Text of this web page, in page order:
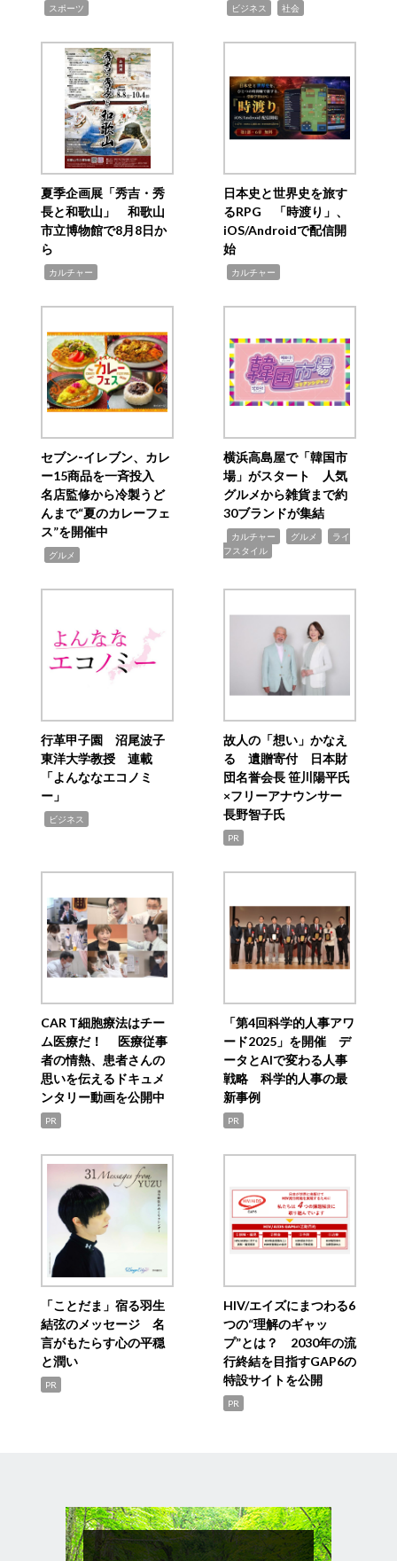
スポーツ ビジネス 社会
夏季企画展「秀吉・秀
長と和歌山」 和歌山
市立博物館で8月8日か
ら
カルチャー
日本史と世界史を旅す
るRPG 「時渡り」、
iOS/Androidで配信開
始
カルチャー
セブン‐イレブン、カレ
ー15商品を一斉投入
名店監修から冷製うど
んまで“夏のカレーフェ
ス”を開催中
グルメ
横浜高島屋で「韓国市
場」がスタート 人気
グルメから雑貨まで約
30ブランドが集結
カルチャー グルメ
ライ
フスタイル
行革甲子園 沼尾波子
東洋大学教授 連載
「よんななエコノミ
ー」
ビジネス
故人の「想い」かなえ
る 遺贈寄付 日本財
団名誉会長 笹川陽平氏
×フリーアナウンサー
長野智子氏
PR
CAR T細胞療法はチー
ム医療だ！ 医療従事
者の情熱、患者さんの
思いを伝えるドキュメ
ンタリー動画を公開中
PR
「第4回科学的人事アワ
ード2025」を開催 デ
ータとAIで変わる人事
戦略 科学的人事の最
新事例
PR
「ことだま」宿る羽生
結弦のメッセージ 名
言がもたらす心の平穏
と潤い
PR
HIV/エイズにまつわる6
つの“理解のギャッ
プ”とは？ 2030年の流
行終結を目指すGAP6の
特設サイトを公開
PR